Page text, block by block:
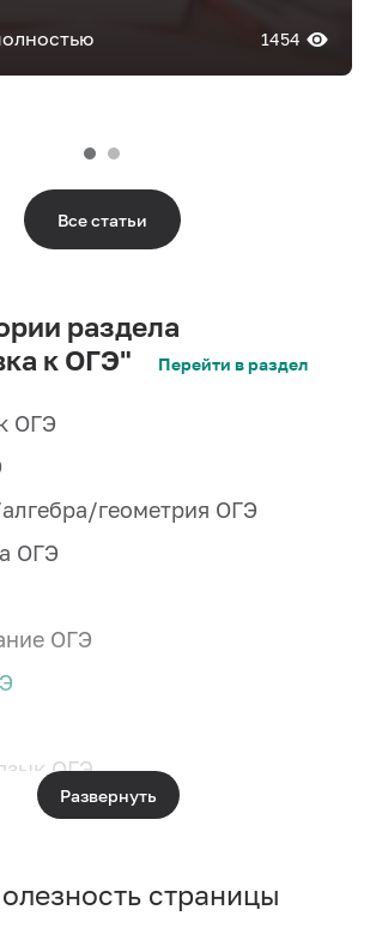
1454
Все статьи
раздела
к ОГЭ"
Перейти в раздел
ОГЭ
геометрия ОГЭ
ОГЭ
ОГЭ
ОГЭ
Развернуть
страницы